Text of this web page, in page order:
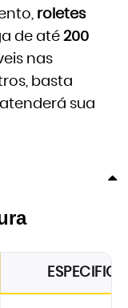
roletes
de até 200
nas
basta
sua